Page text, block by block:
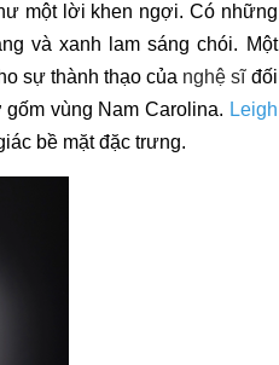
một lời khen ngợi. Có những
và xanh lam sáng chói. Một
sự thành thạo của nghệ sĩđối
vùng Nam Carolina. Leigh
bề mặt đặc trưng.